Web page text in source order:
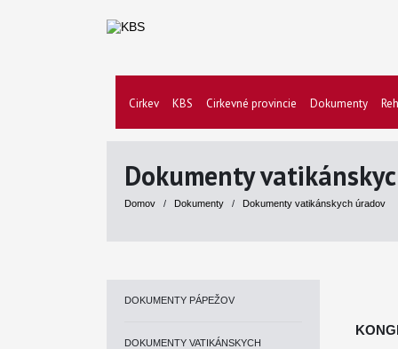
Cirkev KBS Cirkevné provincie Dokumenty
Dokumenty
Domov / Dokumenty / Dokumenty vatikánskych úradov
DOKUMENTY PÁPEŽOV
DOKUMENTY VATIKÁNSKYCH